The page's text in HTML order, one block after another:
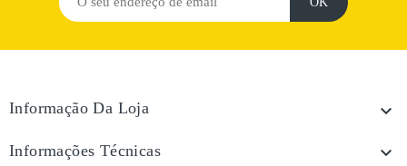
Informação Da Loja 
Informações Técnicas 